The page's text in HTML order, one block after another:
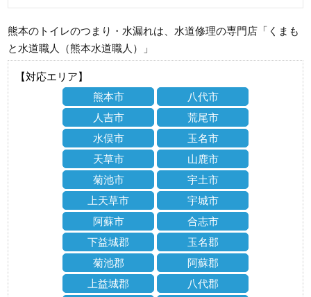
熊本のトイレのつまり・水漏れは、水道修理の専門店「くまも
と水道職人（熊本水道職人）」
【対応エリア】
熊本市
八代市
人吉市
荒尾市
水俣市
玉名市
天草市
山鹿市
菊池市
宇土市
上天草市
宇城市
阿蘇市
合志市
下益城郡
玉名郡
菊池郡
阿蘇郡
上益城郡
八代郡